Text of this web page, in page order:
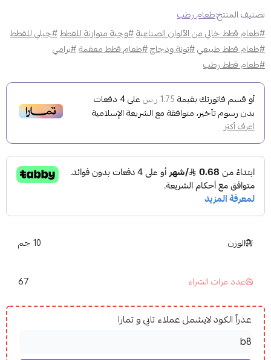
تصنيف المنتج:طعام رطب
#طعام قطط خالي من الألوان الصناعية#وجبة متوازنة للقطط#جيلي للقطط
#طعام قطط طبيعي#تونة ودجاج#طعام قطط معقمة#برامي
#طعام قطط رطب
أو قسم فاتورتك بقيمة 1.75 ر.س على4 دفعات
بدون رسوم تأخير، متوافقة مع الشريعة الإسلامية
اعرف أكثر
الوزن 10 جم
عدد مرات الشراء 67
عذراً الكود لايشمل عملاء تابي و تمارا